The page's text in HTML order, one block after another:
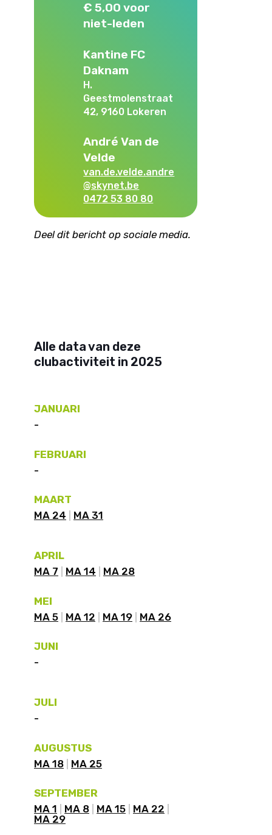
€ 5,00 voor
niet-leden
Kantine FC
Daknam
H.
Geestmolenstraat
42, 9160 Lokeren
André Van de
Velde
van.de.velde.andre
@skynet.be
0472 53 80 80
Deel dit bericht op sociale media.
Alle data van deze
clubactiviteit in 2025
JANUARI
-
FEBRUARI
-
MAART
MA 24
MA 31
APRIL
MA 7
MA 14 MA 28
MEI
MA 5
MA 12 MA 19 MA 26
JUNI
-
JULI
-
AUGUSTUS
MA 18
MA 25
SEPTEMBER
MA 1
MA 8 MA 15
MA 22
MA 29